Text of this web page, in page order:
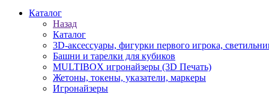
Каталог
Назад
Каталог
3D-аксессуары, фигурки первого игрока,
Башни и тарелки для кубиков
MULTIBOX игронайзеры (3D Печать)
Жетоны, токены, указатели, маркеры
Игронайзеры